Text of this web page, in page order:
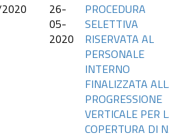
26-
05-
2020
PROCEDURA
SELETTIVA
RISERVATA AL
PERSONALE
INTERNO
FINALIZZATA
PROGRESSIONE
VERTICALE PER
COPERTURA DI